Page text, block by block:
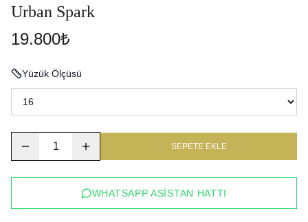
Urban Spark
19.800₺
Yüzük Ölçüsü
1 SEPETE EKLE
WHATSAPP ASISTAN HATTI